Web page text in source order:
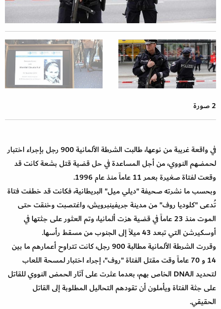
2 صورة
في واقعة غريبة من نوعها، طالبت الشرطة الألمانية 900 رجل بإجراء اختبار
لحمضهم النووي، من أجل المساعدة في حل قضية قتل بشعة كانت قد
وقعت لفتاة صغيرة بعمر 11 عاماً منذ عام 1996.
وبحسب ما نشرته صحيفة "ديلي ميل" البريطانية، فكانت قد خطفت فتاة
تُدعى "كلوديا روف" من مدينة جريفينبرويش، واغتصبت وخنقت حتى
الموت منذ 23 عاماً في قضية هزت ألمانيا، وتم العثور على جثتها في
أوسكيرشن التي تبعد 43 ميلاً إلى الجنوب من مسقط رأسها.
وقررت الشرطة الألمانية مطالبة 900 رجل، كانت تتراوح أعمارهم ما بين
14 و 70 عاماً وقت مقتل الفتاة "روف"، إجراء اختبار لمسحة اللعاب
لتحديد الـDNA الخاص بهم، بعدما عثرت على آثار الحمض النووي للقاتل
على جثة الفتاة ويأملون أن تقودهم التحاليل المطلوبة إلى القاتل
الحقيقي.